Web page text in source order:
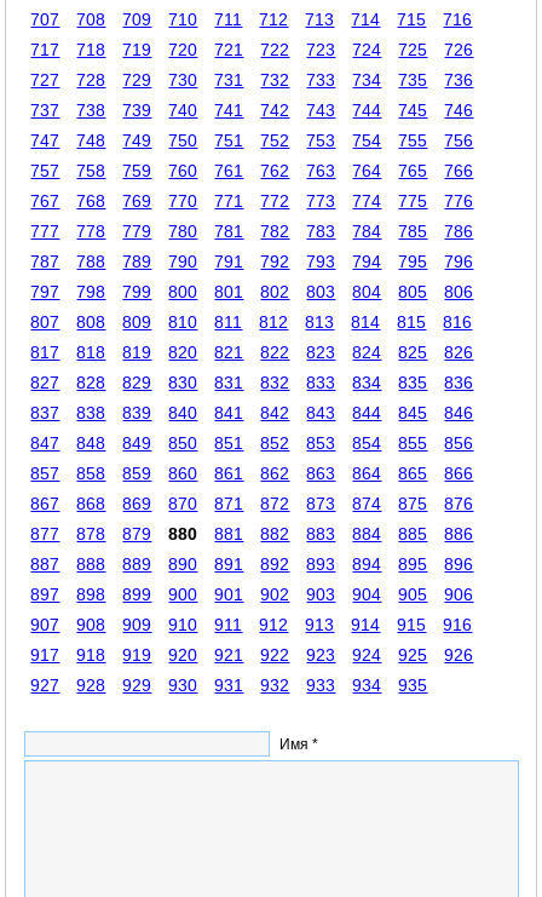
707
708 709 710 711 712 713 714 715
716
717
718 719 720 721 722 723 724 725
726
727
728 729 730 731 732 733 734 735
736
737
738 739 740 741 742 743 744 745
746
747
748 749 750 751 752 753 754 755
756
757
758 759 760 761 762 763 764 765
766
767
768 769 770 771 772 773 774 775
776
777
778 779 780 781 782 783 784 785
786
787
788 789 790 791 792 793 794 795
796
797
798 799 800 801 802 803 804 805
806
807
808 809 810 811 812 813 814 815
816
817
818 819 820 821 822 823 824 825
826
827
828 829 830 831 832 833 834 835
836
837
838 839 840 841 842 843 844 845
846
847
848 849 850 851 852 853 854 855
856
857
858 859 860 861 862 863 864 865
866
867
868 869 870 871 872 873 874 875
876
877
878 879 880 881 882 883 884 885
886
887
888 889 890 891 892 893 894 895
896
897
898 899 900 901 902 903 904 905
906
907
908 909 910 911 912 913 914 915
916
917
918 919 920 921 922 923 924 925
926
927
928 929 930 931 932 933 934 935
Имя *